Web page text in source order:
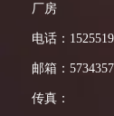
厂房
电话：
邮箱：
传真：